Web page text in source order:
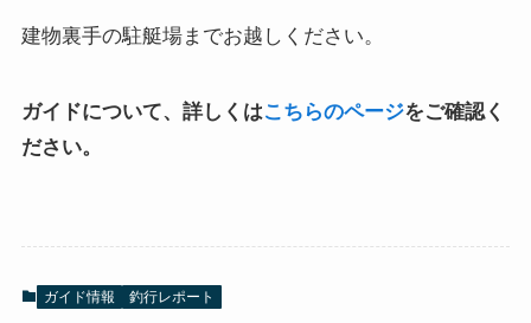
建物裏手の駐艇場までお越しください。
ガイドについて、詳しくはこちらのページをご確認く
ださい。
ガイド情報 釣行レポート